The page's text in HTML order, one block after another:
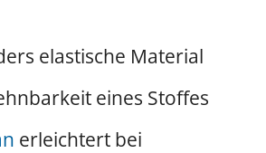
elastische Material
eines Stoffes
erleichtert bei